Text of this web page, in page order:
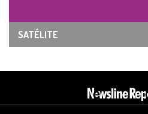
SATÉLITE